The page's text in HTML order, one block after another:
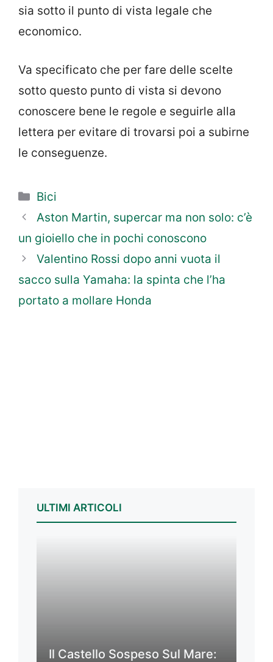
sia sotto il punto di vista legale che
economico.
Va specificato che per fare delle scelte
sotto questo punto di vista si devono
conoscere bene le regole e seguirle alla
lettera per evitare di trovarsi poi a subirne
le conseguenze.
Categorie
Bici
Aston Martin, supercar ma non solo: c’è
un gioiello che in pochi conoscono
Valentino Rossi dopo anni vuota il
sacco sulla Yamaha: la spinta che l’ha
portato a mollare Honda
ULTIMI ARTICOLI
Il Castello Sospeso Sul Mare: